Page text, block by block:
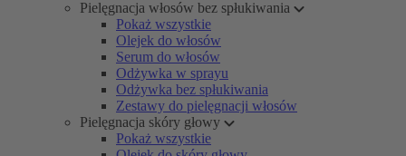
Pielęgnacja włosów bez spłukiwania
Pokaż wszystkie
Olejek do włosów
Serum do włosów
Odżywka w sprayu
Odżywka bez spłukiwania
Zestawy do pielęgnacji włosów
Pielęgnacja skóry głowy
Pokaż wszystkie